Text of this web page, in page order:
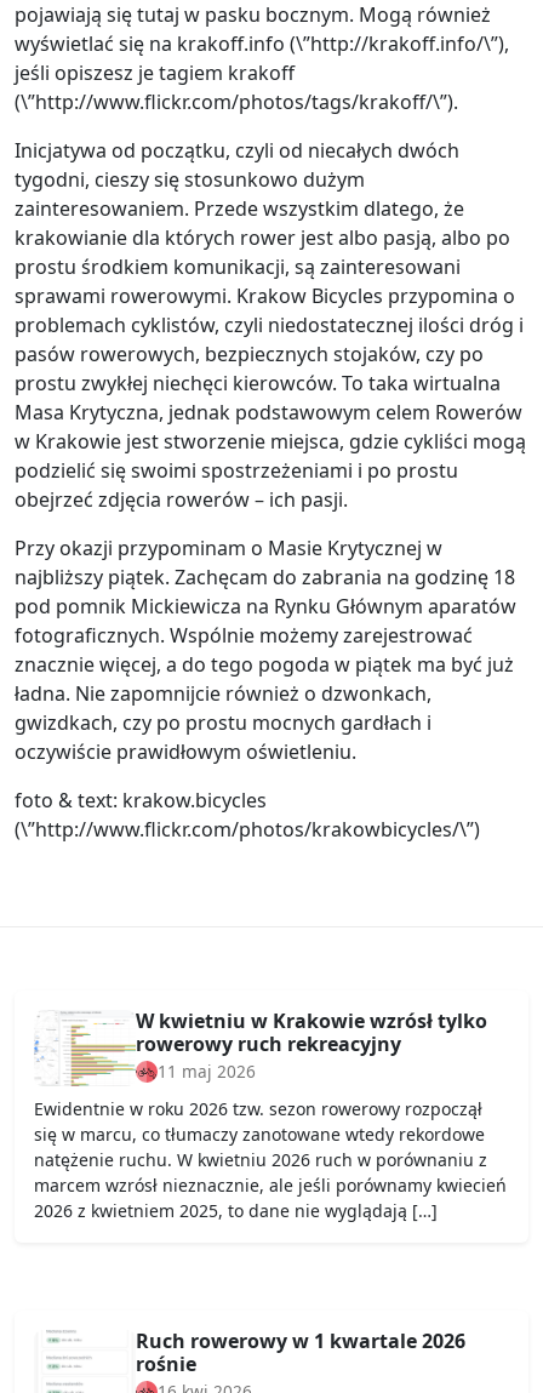
pojawiają się tutaj w pasku bocznym. Mogą również
wyświetlać się na krakoff.info (\”http://krakoff.info/\”),
jeśli opiszesz je tagiem krakoff
(\”http://www.flickr.com/photos/tags/krakoff/\”).
Inicjatywa od początku, czyli od niecałych dwóch
tygodni, cieszy się stosunkowo dużym
zainteresowaniem. Przede wszystkim dlatego, że
krakowianie dla których rower jest albo pasją, albo po
prostu środkiem komunikacji, są zainteresowani
sprawami rowerowymi. Krakow Bicycles przypomina o
problemach cyklistów, czyli niedostatecznej ilości dróg i
pasów rowerowych, bezpiecznych stojaków, czy po
prostu zwykłej niechęci kierowców. To taka wirtualna
Masa Krytyczna, jednak podstawowym celem Rowerów
w Krakowie jest stworzenie miejsca, gdzie cykliści mogą
podzielić się swoimi spostrzeżeniami i po prostu
obejrzeć zdjęcia rowerów – ich pasji.
Przy okazji przypominam o Masie Krytycznej w
najbliższy piątek. Zachęcam do zabrania na godzinę 18
pod pomnik Mickiewicza na Rynku Głównym aparatów
fotograficznych. Wspólnie możemy zarejestrować
znacznie więcej, a do tego pogoda w piątek ma być już
ładna. Nie zapomnijcie również o dzwonkach,
gwizdkach, czy po prostu mocnych gardłach i
oczywiście prawidłowym oświetleniu.
foto & text: krakow.bicycles
(\”http://www.flickr.com/photos/krakowbicycles/\”)
W kwietniu w Krakowie wzrósł tylko
rowerowy ruch rekreacyjny
11 maj 2026
Ewidentnie w roku 2026 tzw. sezon rowerowy rozpoczął
się w marcu, co tłumaczy zanotowane wtedy rekordowe
natężenie ruchu. W kwietniu 2026 ruch w porównaniu z
marcem wzrósł nieznacznie, ale jeśli porównamy kwiecień
2026 z kwietniem 2025, to dane nie wyglądają […]
Ruch rowerowy w 1 kwartale 2026
rośnie